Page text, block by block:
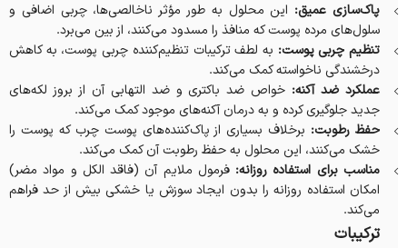
پاک‌سازی عمیق: این محلول به طور مؤثر ناخالصی‌ها، چربی اضافی و
سلول‌های مرده پوست که منافذ را مسدود می‌کنند، از بین می‌برد.
تنظیم چربی پوست: به لطف ترکیبات تنظیم‌کننده چربی پوست، به کاهش
درخشندگی ناخواسته کمک می‌کند.
عملکرد ضد آکنه: خواص ضد باکتری و ضد التهابی آن از بروز لکه‌های
جدید جلوگیری کرده و به درمان آکنه‌های موجود کمک می‌کند.
حفظ رطوبت: برخلاف بسیاری از پاک‌کننده‌های پوست چرب که پوست را
خشک می‌کنند، این محلول به حفظ رطوبت آن کمک می‌کند.
مناسب برای استفاده روزانه: فرمول ملایم آن (فاقد الکل و مواد مضر)
امکان استفاده روزانه را بدون ایجاد سوزش یا خشکی بیش از حد فراهم
می‌کند.
ترکیبات